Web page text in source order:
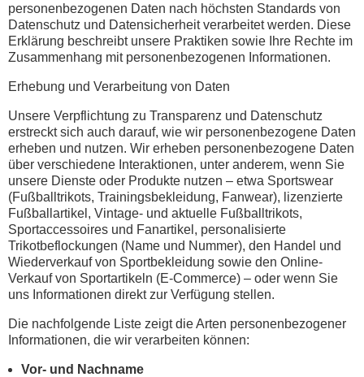
personenbezogenen Daten nach höchsten Standards von
Datenschutz und Datensicherheit verarbeitet werden. Diese
Erklärung beschreibt unsere Praktiken sowie Ihre Rechte im
Zusammenhang mit personenbezogenen Informationen.
Erhebung und Verarbeitung von Daten
Unsere Verpflichtung zu Transparenz und Datenschutz
erstreckt sich auch darauf, wie wir personenbezogene Daten
erheben und nutzen. Wir erheben personenbezogene Daten
über verschiedene Interaktionen, unter anderem, wenn Sie
unsere Dienste oder Produkte nutzen – etwa Sportswear
(Fußballtrikots, Trainingsbekleidung, Fanwear), lizenzierte
Fußballartikel, Vintage- und aktuelle Fußballtrikots,
Sportaccessoires und Fanartikel, personalisierte
Trikotbeflockungen (Name und Nummer), den Handel und
Wiederverkauf von Sportbekleidung sowie den Online-
Verkauf von Sportartikeln (E-Commerce) – oder wenn Sie
uns Informationen direkt zur Verfügung stellen.
Die nachfolgende Liste zeigt die Arten personenbezogener
Informationen, die wir verarbeiten können:
Vor- und Nachname